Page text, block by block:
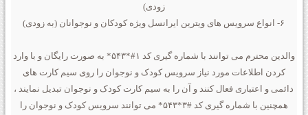
زودی)
۶- انواع سرویس های ویترین ایرانسل ویژه کودکان و نوجوانان (به زودی)
والدین محترم می توانند با شماره گیری کد ۱#*۵۴۳* به صورت رایگان و با وارد
کردن اطلاعات مورد نیاز سرویس کودک و نوجوان را روی سیم کارت های
دائمی و اعتباری فعال کنند و آن را به سیم کارت کودک و نوجوان تبدیل نمایند ،
همچنین با شماره گیری کد #۳*۵۴۳* می توانند سرویس کودک و نوجوان را